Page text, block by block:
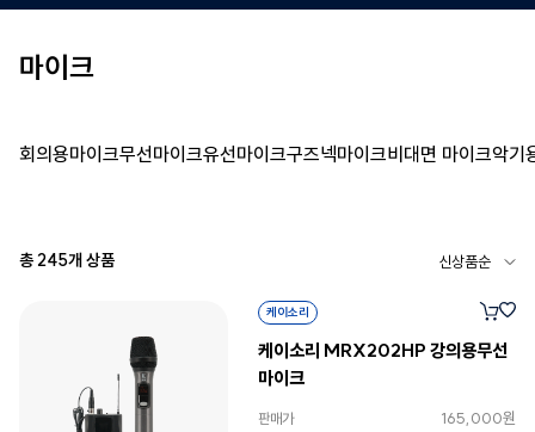
마이크
회의용마이크무선마이크유선마이크구즈넥마이크비대면 마이크악기
총245개 상품
케이소리
케이소리 MRX202HP 강의용무선
마이크
판매가 165,000원